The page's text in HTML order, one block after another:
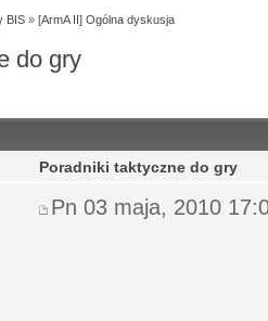
BIS » [ArmA II] Ogólna dyskusja
do gry
Poradniki taktyczne do gry
Pn 03 maja, 2010